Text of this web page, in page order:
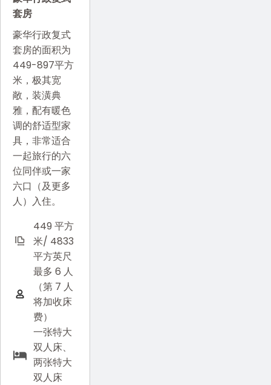
套房
豪华行政复式
套房的面积为
449-897平方
米，极其宽
敞，装潢典
雅，配有暖色
调的舒适型家
具，非常适合
一起旅行的六
位同伴或一家
六口（及更多
人）入住。
449 平方
米/ 4833
平方英尺
最多 6 人
（第 7 人
将加收床
费）
一张特大
双人床、
两张特大
双人床